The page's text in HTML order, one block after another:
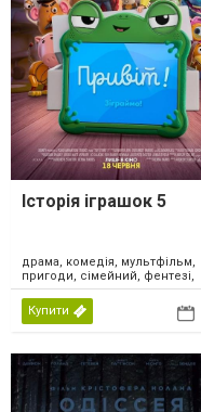
Історія іграшок 5
драма, комедія, мультфільм,
пригоди, сімейний, фентезі,
США, 2026
Купити